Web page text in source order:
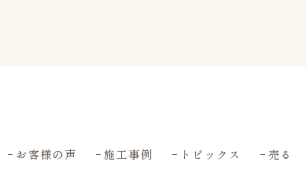
お客様の声 施工事例 トピックス 売る